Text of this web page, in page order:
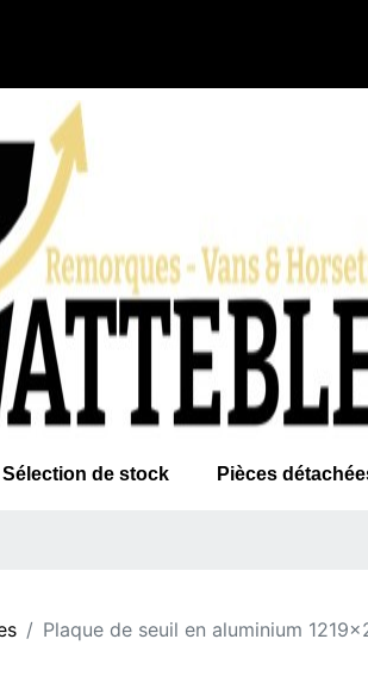
Sélection de stock Pièces
Plaque de seuil en aluminium